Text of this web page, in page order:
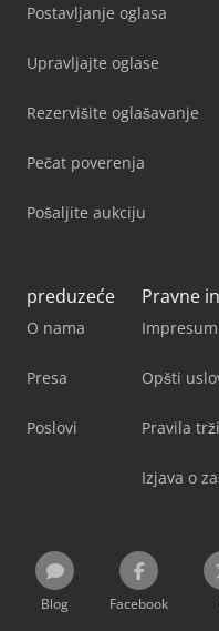
Postavljanje oglasa
Upravljajte oglase
Rezervišite oglašavanje
Pečat poverenja
Pošaljite aukciju
preduzeće
O nama
Presa
Poslovi
Pravne
Impresum
Opšti
Pravila
Izjava o
Blog Facebook